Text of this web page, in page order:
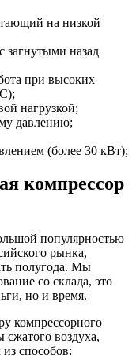
на низкой
загнутыми назад
при высоких
нагрузкой;
давлению;
(более 30 кВт);
компрессор
популярностью
рынка,
полугода. Мы
со склада, это
но и время.
компрессорного
воздуха,
способов: